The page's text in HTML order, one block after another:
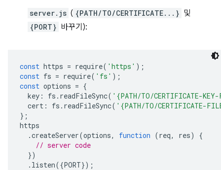
server.js ( {PATH/TO/CERTIFICATE...} 및
{PORT} 바꾸기):
const https = require( 'https' );
const fs = require( 'fs' );
const options = {
key : fs . readFileSync( '{PATH/TO/CERTIFICATE-
cert : fs . readFileSync( '{PATH/TO/CERTIFICATE-
};
https
.createServer(options, function (req, res)
{
// server code
})
. listen({PORT});